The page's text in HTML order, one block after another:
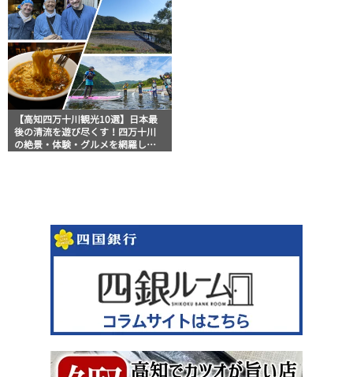
【高知四万十川観光10選】日本最
後の清流を遊び尽くす！四万十川
の絶景・体験・グルメを網羅した